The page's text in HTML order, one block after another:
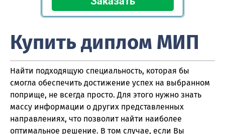
Купить диплом МИП
Найти подходящую специальность, которая бы
смогла обеспечить достижение успех на выбранном
поприще, не всегда просто. Для этого нужно знать
массу информации о других представленных
направлениях, что позволит найти наиболее
оптимальное решение. В том случае, если Вы